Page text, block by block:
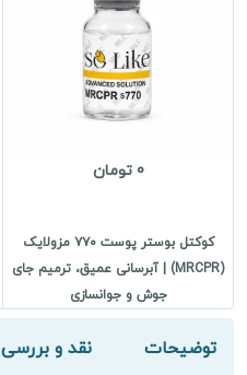
0 تومان
کوکتل بوستر پوست ۷۷۰ مزولایک
(MRCPR) | آبرسانی عمیق، ترمیم جای
جوش و جوانسازی
توضیحات نقد و بررسی